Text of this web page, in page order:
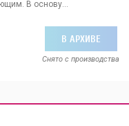
В основу...
В АРХИВЕ
Снято с производства